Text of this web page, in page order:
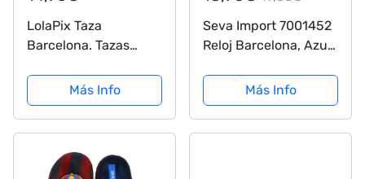
LolaPix Taza
Barcelona. Tazas
Nombre. Taza
Desayuno fútbol. Taza
de cerámica 330ml.
Más Info
Seva Import 7001452
Reloj Barcelona, Azul,
Más Info